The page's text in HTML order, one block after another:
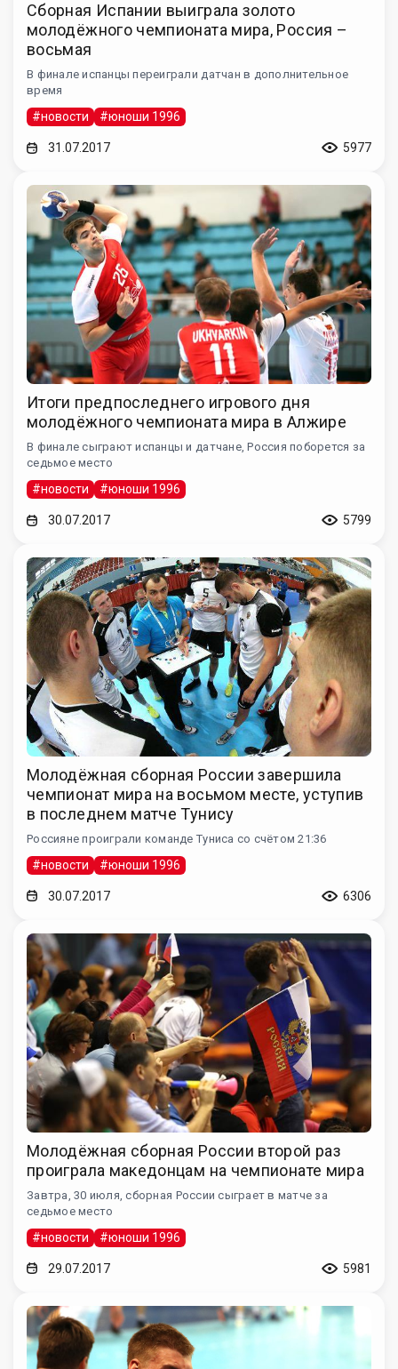
Сборная Испании выиграла золото
молодёжного чемпионата мира, Россия –
восьмая
В финале испанцы переиграли датчан в дополнительное
время
#новости #юноши 1996
31.07.2017 5977
Итоги предпоследнего игрового дня
молодёжного чемпионата мира в Алжире
В финале сыграют испанцы и датчане, Россия поборется за
седьмое место
#новости #юноши 1996
30.07.2017 5799
Молодёжная сборная России завершила
чемпионат мира на восьмом месте, уступив
в последнем матче Тунису
Россияне проиграли команде Туниса со счётом 21:36
#новости #юноши 1996
30.07.2017 6306
Молодёжная сборная России второй раз
проиграла македонцам на чемпионате мира
Завтра, 30 июля, сборная России сыграет в матче за
седьмое место
#новости #юноши 1996
29.07.2017 5981